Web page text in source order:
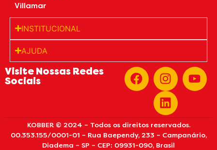
Villamar
INSTITUCIONAL
AJUDA
Visite Nossas Redes
Sociais
KOBBER © 2024 – Todos os direitos reservados.
00.353.155/0001-01 – Rua Baependy, 233 – Campanário,
Diadema – SP – CEP: 09931-090, Brasil